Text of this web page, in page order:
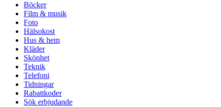
Böcker
Film & musik
Foto
Hälsokost
Hus & hem
Kläder
Skönhet
Teknik
Telefoni
Tidningar
Rabattkoder
Sök erbjudande